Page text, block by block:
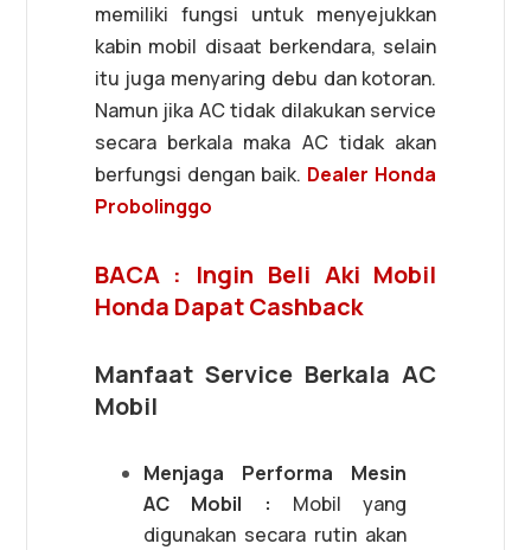
memiliki fungsi untuk menyejukkan
kabin mobil disaat berkendara, selain
itu juga menyaring debu dan kotoran.
Namun jika AC tidak dilakukan service
secara berkala maka AC tidak akan
berfungsi dengan baik. Dealer Honda
Probolinggo
BACA : Ingin Beli Aki Mobil
Honda Dapat Cashback
Manfaat Service Berkala AC
Mobil
Menjaga Performa Mesin
AC Mobil : Mobil yang
digunakan secara rutin akan